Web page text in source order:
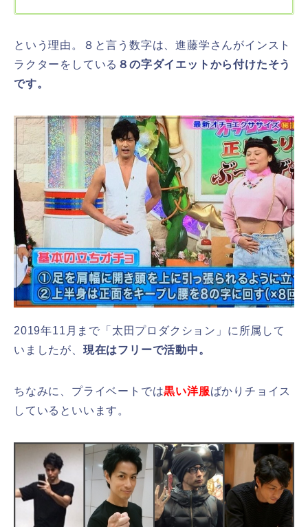
という理由。８と言う数字は、進藤学さんがインスト
ラクターをしている ８の字ダイエットから付けたそう
です。
2019年11月まで「太田プロダクション」に所属して
いましたが、 現在はフリーで活動中。
ちなみに、プライベートでは黒い洋服ばかりチョイス
しているといいます。